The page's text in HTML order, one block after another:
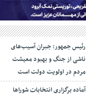
رئیس جمهور: جبران آسیب‌های
ناشی از جنگ و بهبود معیشت
مردم در اولویت دولت است
آماده برگزاری انتخابات شورا‌ها